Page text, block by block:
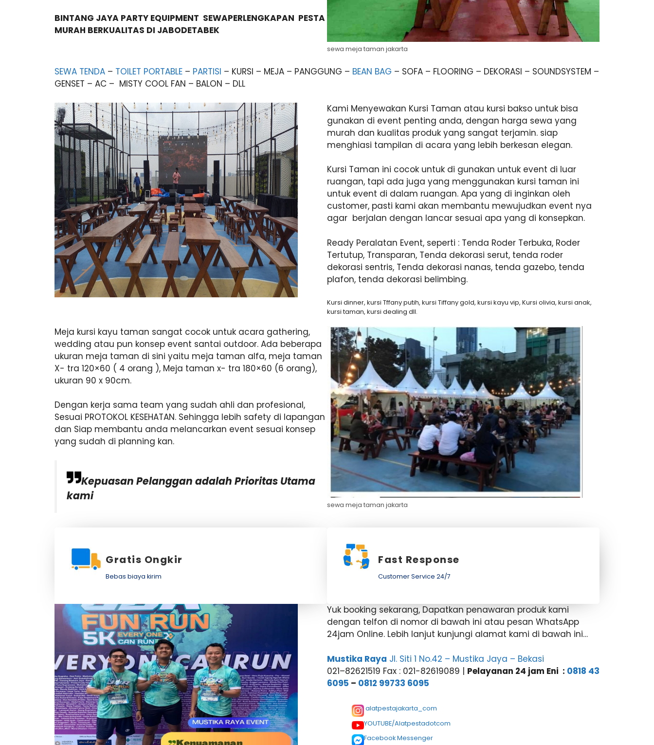
BINTANG JAYA PARTY EQUIPMENT SEWAPERLENGKAPAN PESTA
MURAH BERKUALITAS DI JABODETABEK
sewa meja taman jakarta
SEWA TENDA – TOILET PORTABLE – PARTISI – KURSI – MEJA – PANGGUNG – BEAN BAG – SOFA – FLOORING – DEKORASI – SOUNDSYSTEM –
GENSET – AC – MISTY COOL FAN – BALON – DLL
Kami Menyewakan Kursi Taman atau kursi bakso untuk bisa
gunakan di event penting anda, dengan harga sewa yang
murah dan kualitas produk yang sangat terjamin. siap
menghiasi tampilan di acara yang lebih berkesan elegan.
Kursi Taman ini cocok untuk di gunakan untuk event di luar
ruangan, tapi ada juga yang menggunakan kursi taman ini
untuk event di dalam ruangan. Apa yang di inginkan oleh
customer, pasti kami akan membantu mewujudkan event nya
agar berjalan dengan lancar sesuai apa yang di konsepkan.
Ready Peralatan Event, seperti : Tenda Roder Terbuka, Roder
Tertutup, Transparan, Tenda dekorasi serut, tenda roder
dekorasi sentris, Tenda dekorasi nanas, tenda gazebo, tenda
plafon, tenda dekorasi belimbing.
Kursi dinner, kursi Tffany putih, kursi Tiffany gold, kursi kayu vip, Kursi olivia, kursi anak,
kursi taman, kursi dealing dll.
Meja kursi kayu taman sangat cocok untuk acara gathering,
wedding atau pun konsep event santai outdoor. Ada beberapa
ukuran meja taman di sini yaitu meja taman alfa, meja taman
X- tra 120×60 ( 4 orang ), Meja taman x- tra 180×60 (6 orang),
ukuran 90 x 90cm.
Dengan kerja sama team yang sudah ahli dan profesional,
Sesuai PROTOKOL KESEHATAN. Sehingga lebih safety di lapangan
dan Siap membantu anda melancarkan event sesuai konsep
yang sudah di planning kan.
Kepuasan Pelanggan adalah Prioritas Utama
kami
sewa meja taman jakarta
Gratis Ongkir
Bebas biaya kirim
Fast Response
Customer Service 24/7
Yuk booking sekarang, Dapatkan penawaran produk kami
dengan telfon di nomor di bawah ini atau pesan WhatsApp
24jam Online. Lebih lanjut kunjungi alamat kami di bawah ini…
Mustika Raya Jl. Siti 1 No.42 – Mustika Jaya – Bekasi
021–82621519 Fax : 021-82619089 | Pelayanan 24 jam Eni : 0818 43
6095 – 0812 99733 6095
alatpestajakarta_com
YOUTUBE/Alatpestadotcom
Facebook Messenger